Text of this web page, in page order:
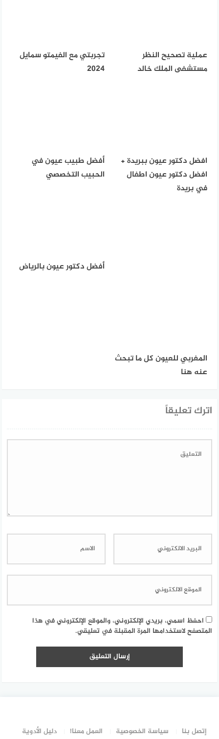
عملية تصحيح النظر
مستشفى الملك خالد
تجربتي مع الفيمتو سمايل
2024
افضل دكتور عيون ببريدة +
افضل دكتور عيون اطفال
في بريدة
أفضل طبيب عيون في
الحبيب التخصصي
أفضل دكتور عيون بالرياض
المغربي للعيون كل ما تبحث
عنه هنا
اترك تعليقاً
احفظ اسمي، بريدي الإلكتروني، والموقع الإلكتروني في هذا
المتصفح لاستخدامها المرة المقبلة في تعليقي.
إتصل بنا سياسة الخصوصية العمل معنا! دليل الأدوية